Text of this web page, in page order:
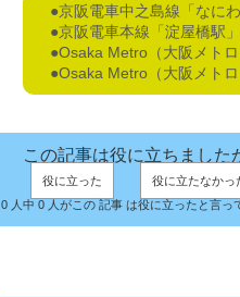
●京阪電車中之島線「なに
●京阪電車本線「淀屋橋駅」
●Osaka Metro（大阪メト
●Osaka Metro（大阪メトロ
この記事は役に立ちました
役に立った
役に立たなかっ
0 人中 0 人がこの 記事 は役に立ったと言っ